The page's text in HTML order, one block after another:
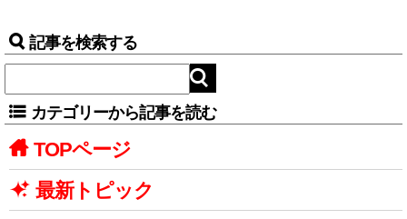
記事を検索する
カテゴリーから記事を読む
TOPページ
最新トピック